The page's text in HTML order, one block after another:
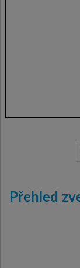
Přehled